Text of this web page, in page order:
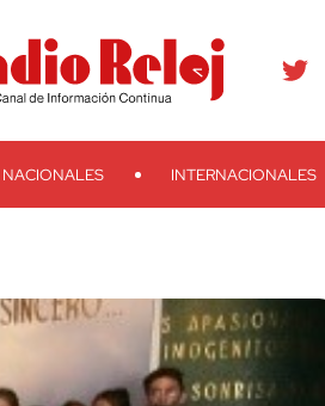
Ivoox RSS Search
NACIONALES INTERNACIONALES